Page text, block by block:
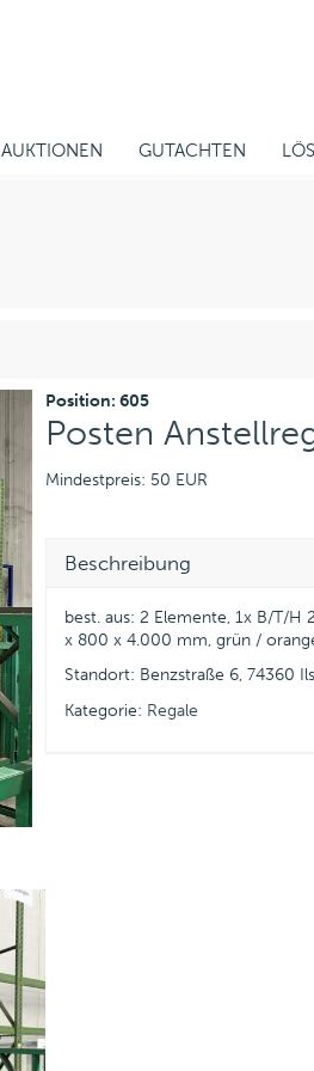
AUKTIONEN GUTACHTEN
Position: 605
Posten
Mindestpreis: 50 EUR
Beschreibung
best. aus: 2 Elemente, 1x B/T/H
x 800 x 4.000 mm, grün /
Standort: Benzstraße 6, 74360
Kategorie: Regale